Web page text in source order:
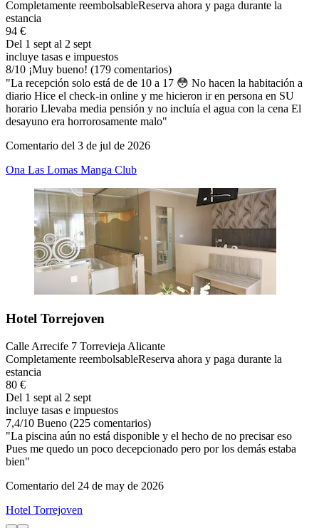
Completamente reembolsableReserva ahora y paga durante la
estancia
94 €
Del 1 sept al 2 sept
incluye tasas e impuestos
8/10 ¡Muy bueno! (179 comentarios)
"La recepción solo está de de 10 a 17 😳 No hacen la habitación a
diario Hice el check-in online y me hicieron ir en persona en SU
horario Llevaba media pensión y no incluía el agua con la cena El
desayuno era horrorosamente malo"
Comentario del 3 de jul de 2026
Ona Las Lomas Manga Club
Hotel Torrejoven
Calle Arrecife 7 Torrevieja Alicante
Completamente reembolsableReserva ahora y paga durante la
estancia
80 €
Del 1 sept al 2 sept
incluye tasas e impuestos
7,4/10 Bueno (225 comentarios)
"La piscina aún no está disponible y el hecho de no precisar eso
Pues me quedo un poco decepcionado pero por los demás estaba
bien"
Comentario del 24 de may de 2026
Hotel Torrejoven